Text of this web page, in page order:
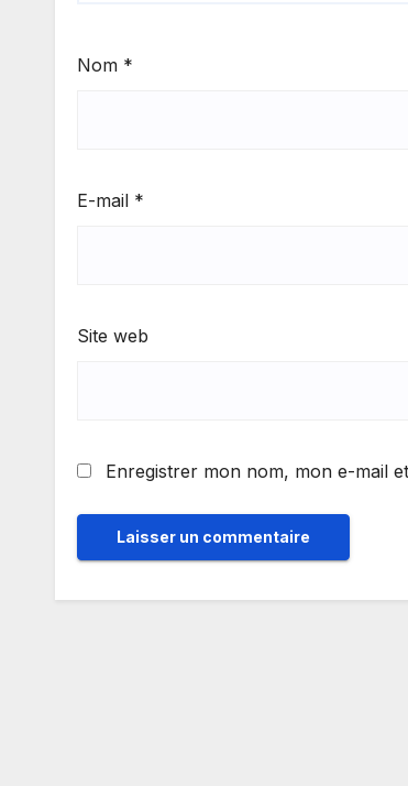
Nom *
E-mail *
Site web
Enregistrer mon nom, mon e-mail